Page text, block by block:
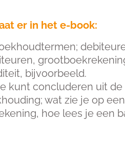
er in het e-book:
bijvoorbeeld.
kunt concluderen uit de
wat zie je op een
hoe lees je een